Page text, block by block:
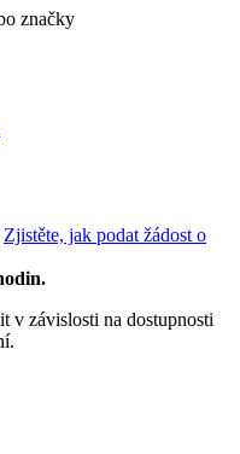
značky
Zjistěte, jak podat žádost o
v závislosti na dostupnosti